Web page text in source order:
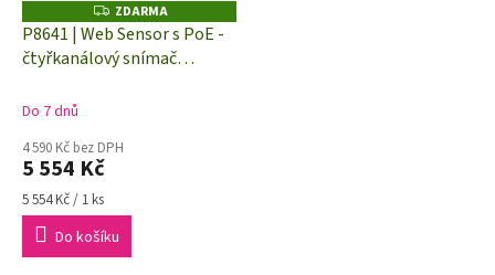
Z
D
A
R
M
ZDARMA
P8641 | Web Sensor s PoE -
čtyřkanálový snímač
Do 7 dnů
4 590 Kč bez DPH
5 554 Kč
Měrná
cena:
5 554 Kč / 1 ks
Do košíku